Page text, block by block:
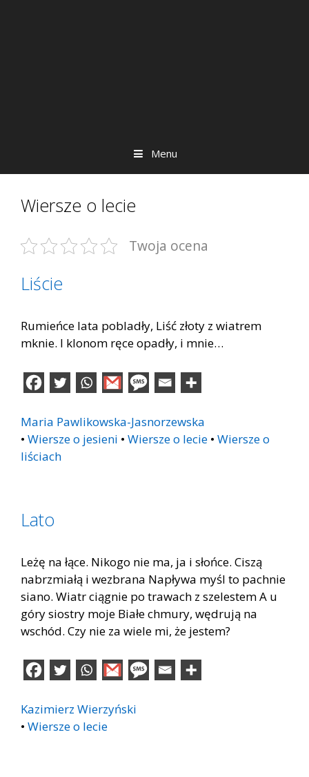
Menu
Wiersze o lecie
Twoja ocena
Liście
Rumieńce lata pobladły, Liść złoty z wiatrem
mknie. I klonom ręce opadły, i mnie…
Maria Pawlikowska-Jasnorzewska
• Wiersze o jesieni • Wiersze o lecie • Wiersze o
liściach
Lato
Leżę na łące. Nikogo nie ma, ja i słońce. Ciszą
nabrzmiałą i wezbrana Napływa myśl to pachnie
siano. Wiatr ciągnie po trawach z szelestem A u
góry siostry moje Białe chmury, wędrują na
wschód. Czy nie za wiele mi, że jestem?
Kazimierz Wierzyński
• Wiersze o lecie